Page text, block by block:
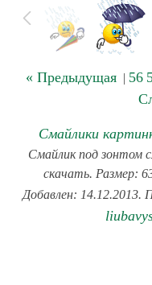
« Предыдущая| 56
Смайлики
Смайлик под зонтом
скачать. Размер:
Добавлен: 14.12.2013.